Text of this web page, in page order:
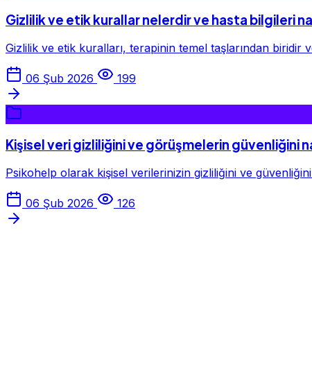
Gizlilik ve etik kurallar nelerdir ve hasta bilgileri
Gizlilik ve etik kuralları, terapinin temel taşlarından biridir
06 Şub 2026 199
Kişisel veri gizliliğini ve görüşmelerin güvenliğini
Psikohelp olarak kişisel verilerinizin gizliliğini ve
06 Şub 2026 126